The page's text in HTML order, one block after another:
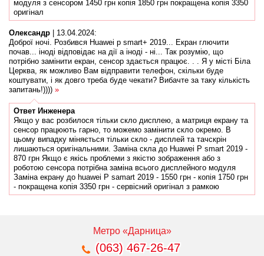
модуля з сенсором 1450 грн копія 1850 грн покращена копія 3350
оригінал
Олександр 13.04.2024:
Доброї ночі. Розбився Huawei p smart+ 2019... Екран глючити
почав... іноді відповідає на дії а іноді - ні... Так розумію, що
потрібно замінити екран, сенсор здається працює. . . Я у місті Біла
Церква, як можливо Вам відправити телефон, скільки буде
коштувати, і як довго треба буде чекати? Вибачте за таку кількість
запитань!)))) »
Ответ Инженера
Якщо у вас розбилося тільки скло дисплею, а матриця екрану та
сенсор працюють гарно, то можемо замінити скло окремо. В
цьому випадку міняється тільки скло - дисплей та тачскрін
лишаються оригінальними. Заміна скла до Huawei P smart 2019 -
870 грн Якщо є якісь проблеми з якістю зображення або з
роботою сенсора потрібна заміна всього дисплейного модуля
Заміна екрану до huawei P samart 2019 - 1550 грн - копія 1750 грн
- покращена копія 3350 грн - сервісний оригінал з рамкою
Метро «Дарница»
(063) 467-26-47